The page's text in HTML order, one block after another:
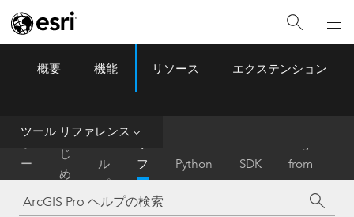
ArcGIS Pro Menu
概要 機能 リソース エクステンション
ツール リファレンス
ー
ム
は
じ
め
に
ル
プ
フ
ァ
レ
Python SDK
from
ArcMap